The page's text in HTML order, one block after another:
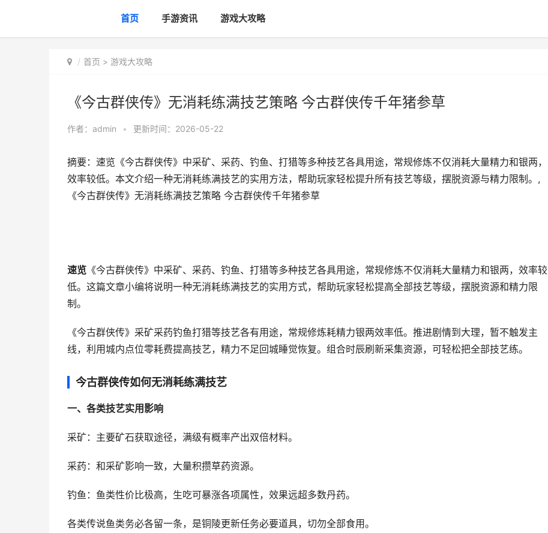
首页 手游资讯 游戏大攻略
首页 > 游戏大攻略
《今古群侠传》无消耗练满技艺策略 今古群侠传千年猪参草
作者： admin • 更新时间：2026-05-22
摘要：速览《今古群侠传》中采矿、采药、钓鱼、打猎等多种技艺各具用途，常规修炼不仅消耗大量精力和银两，
效率较低。本文介绍一种无消耗练满技艺的实用方法，帮助玩家轻松提升所有技艺等级，摆脱资源与精力限制。,
《今古群侠传》无消耗练满技艺策略 今古群侠传千年猪参草
速览 《今古群侠传》中采矿、采药、钓鱼、打猎等多种技艺各具用途，常规修炼不仅消耗大量精力和银两，效率较
低。这篇文章小编将说明一种无消耗练满技艺的实用方式，帮助玩家轻松提高全部技艺等级，摆脱资源和精力限
制。
《今古群侠传》采矿采药钓鱼打猎等技艺各有用途，常规修炼耗精力银两效率低。推进剧情到大理，暂不触发主
线，利用城内点位零耗费提高技艺，精力不足回城睡觉恢复。组合时辰刷新采集资源，可轻松把全部技艺练。
今古群侠传如何无消耗练满技艺
一、各类技艺实用影响
采矿：主要矿石获取途径，满级有概率产出双倍材料。
采药：和采矿影响一致，大量积攒草药资源。
钓鱼：鱼类性价比极高，生吃可暴涨各项属性，效果远超多数丹药。
各类传说鱼类务必各留一条，是铜陵更新任务必要道具，切勿全部食用。